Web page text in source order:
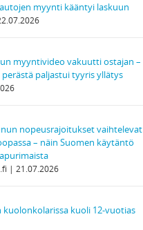
myynti kääntyi laskuun
myyntivideo vakuutti ostajan –
paljastui tyyris yllätys
nopeusrajoitukset vaihtelevat
– näin Suomen käytäntö
21.07.2026
kuolonkolarissa kuoli 12-vuotias